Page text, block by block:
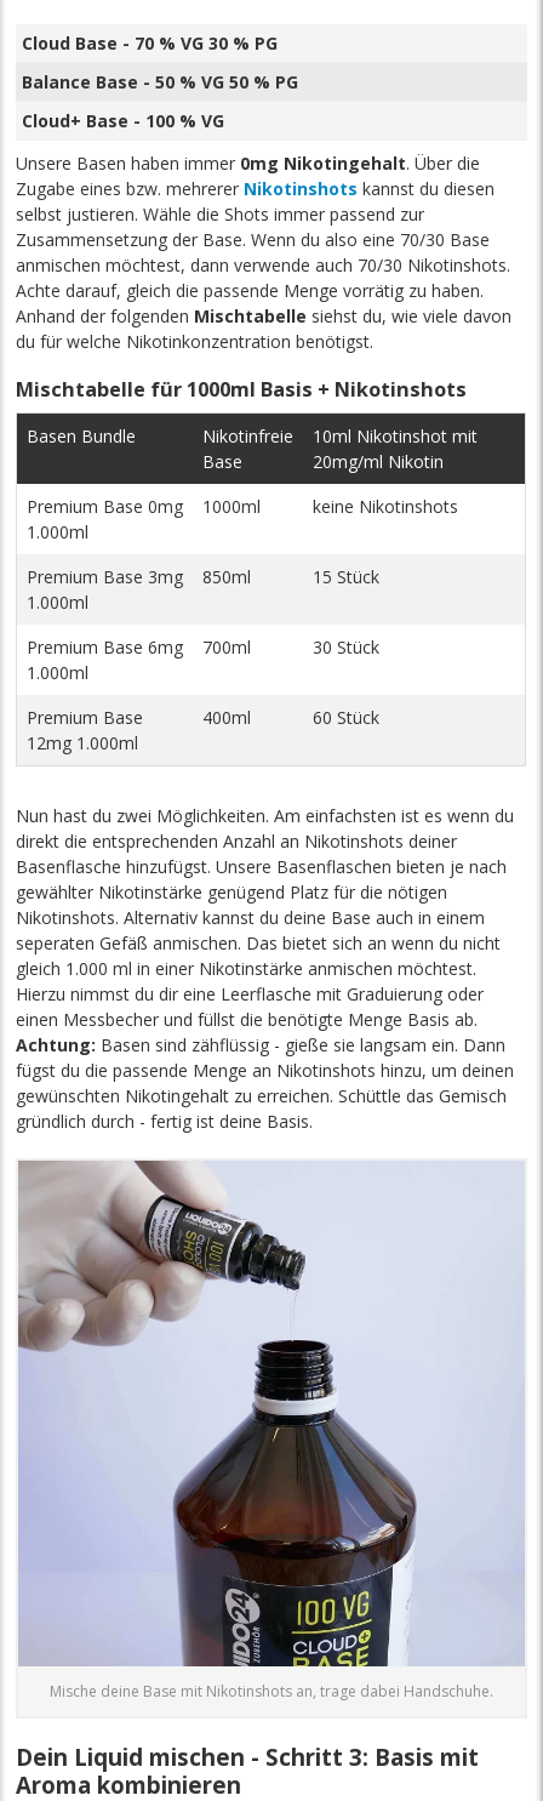
Cloud Base - 70 % VG 30 % PG
Balance Base - 50 % VG 50 % PG
Cloud+ Base - 100 % VG
Unsere Basen haben immer 0mg Nikotingehalt. Über die
Zugabe eines bzw. mehrerer Nikotinshots kannst du diesen
selbst justieren. Wähle die Shots immer passend zur
Zusammensetzung der Base. Wenn du also eine 70/30 Base
anmischen möchtest, dann verwende auch 70/30 Nikotinshots.
Achte darauf, gleich die passende Menge vorrätig zu haben.
Anhand der folgenden Mischtabelle siehst du, wie viele davon
du für welche Nikotinkonzentration benötigst.
Mischtabelle für 1000ml Basis + Nikotinshots
Basen Bundle
Nikotinfreie
Base
10ml Nikotinshot mit
20mg/ml Nikotin
Premium Base 0mg
1.000ml
1000ml keine Nikotinshots
Premium Base 3mg
1.000ml
850ml 15 Stück
Premium Base 6mg
1.000ml
700ml 30 Stück
Premium Base
12mg 1.000ml
400ml 60 Stück
Nun hast du zwei Möglichkeiten. Am einfachsten ist es wenn du
direkt die entsprechenden Anzahl an Nikotinshots deiner
Basenflasche hinzufügst. Unsere Basenflaschen bieten je nach
gewählter Nikotinstärke genügend Platz für die nötigen
Nikotinshots. Alternativ kannst du deine Base auch in einem
seperaten Gefäß anmischen. Das bietet sich an wenn du nicht
gleich 1.000 ml in einer Nikotinstärke anmischen möchtest.
Hierzu nimmst du dir eine Leerflasche mit Graduierung oder
einen Messbecher und füllst die benötigte Menge Basis ab.
Achtung: Basen sind zähflüssig - gieße sie langsam ein. Dann
fügst du die passende Menge an Nikotinshots hinzu, um deinen
gewünschten Nikotingehalt zu erreichen. Schüttle das Gemisch
gründlich durch - fertig ist deine Basis.
Mische deine Base mit Nikotinshots an, trage dabei Handschuhe.
Dein Liquid mischen - Schritt 3: Basis mit
Aroma kombinieren